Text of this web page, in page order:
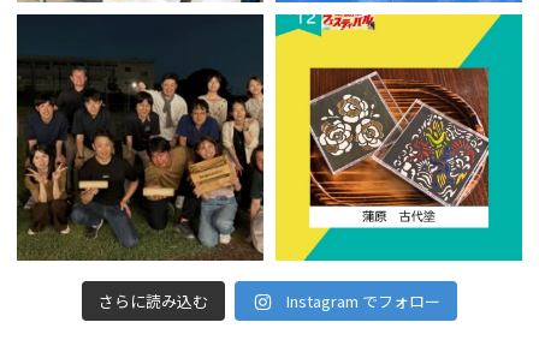
さらに読み込む Instagram でフォロー